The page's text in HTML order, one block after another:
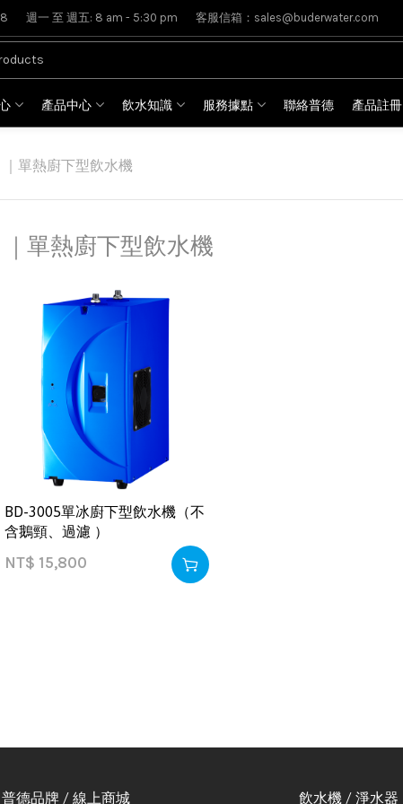
週一 至 週五: 8 am - 5:30 pm 客服信箱：sales@buderwater.com
產品中心 飲水知識 服務據點 聯絡普德 產品註冊
｜單熱廚下型飲水機
｜單熱廚下型飲水機
BD-3005單冰廚下型飲水機（不
含鵝頸、過濾 ）
NT$ 15,800
普德品牌 / 線上商城 飲水機 / 淨水器